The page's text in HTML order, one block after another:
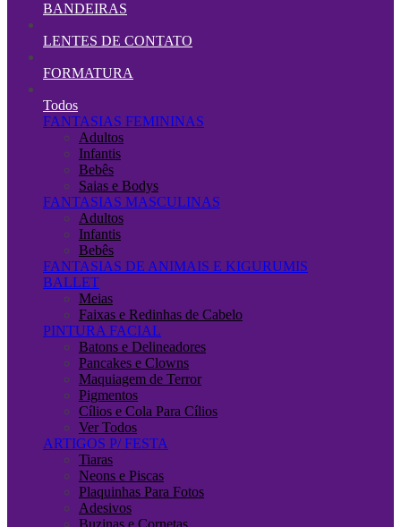
BANDEIRAS
LENTES DE CONTATO
FORMATURA
Todos
FANTASIAS FEMININAS
Adultos
Infantis
Bebês
Saias e Bodys
FANTASIAS MASCULINAS
Adultos
Infantis
Bebês
FANTASIAS DE ANIMAIS E KIGURUMIS
BALLET
Meias
Faixas e Redinhas de Cabelo
PINTURA FACIAL
Batons e Delineadores
Pancakes e Clowns
Maquiagem de Terror
Pigmentos
Cílios e Cola Para Cílios
Ver Todos
ARTIGOS P/ FESTA
Tiaras
Neons e Piscas
Plaquinhas Para Fotos
Adesivos
Buzinas e Cornetas